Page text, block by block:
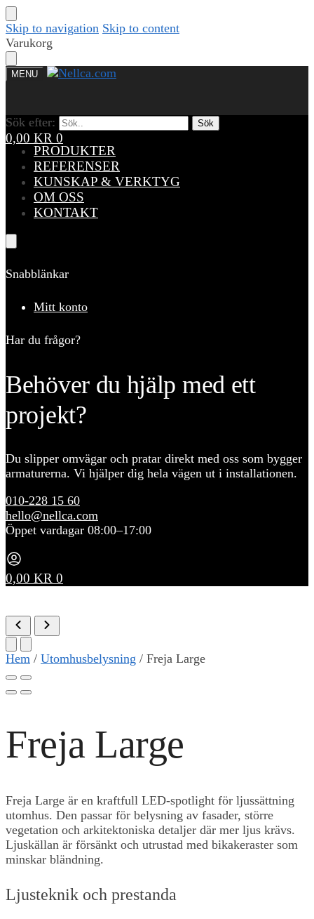
Skip to navigation Skip to content
Varukorg
MENU
Sök efter: Sök
0,00 KR 0
Sök efter: Sök
PRODUKTER
REFERENSER
KUNSKAP & VERKTYG
OM OSS
KONTAKT
Snabblänkar
Mitt konto
Har du frågor?
Behöver du hjälp med ett
projekt?
Du slipper omvägar och pratar direkt med oss som bygger
armaturerna. Vi hjälper dig hela vägen ut i installationen.
010-228 15 60
hello@nellca.com
Öppet vardagar 08:00–17:00
0,00 KR 0
Hem / Utomhusbelysning / Freja Large
Freja Large
Freja Large är en kraftfull LED-spotlight för ljussättning
utomhus. Den passar för belysning av fasader, större
vegetation och arkitektoniska detaljer där mer ljus krävs.
Ljuskällan är försänkt och utrustad med bikakeraster som
minskar bländning.
Ljusteknik och prestanda